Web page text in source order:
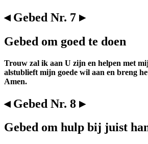
◂ Gebed Nr. 7 ▸
Gebed om goed te doen
Trouw zal ik aan U zijn en helpen met
alstublieft mijn goede wil aan en breng
Amen.
◂ Gebed Nr. 8 ▸
Gebed om hulp bij juist